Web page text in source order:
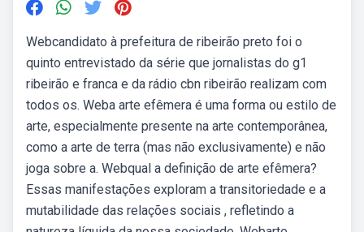
Webcandidato à prefeitura de ribeirão preto foi o
quinto entrevistado da série que jornalistas do g1
ribeirão e franca e da rádio cbn ribeirão realizam com
todos os. Weba arte efêmera é uma forma ou estilo de
arte, especialmente presente na arte contemporânea,
como a arte de terra (mas não exclusivamente) e não
joga sobre a. Webqual a definição de arte efêmera?
Essas manifestações exploram a transitoriedade e a
mutabilidade das relações sociais , refletindo a